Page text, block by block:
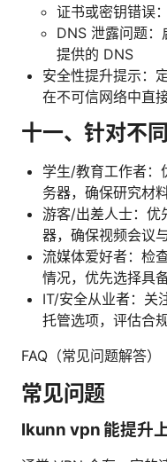
证书或密钥错误
DNS 泄露问题
提供的 DNS
安全性提升提示：
在不可信网络中直
十一、针对不
学生/教育工作者：
务器，确保研究材
游客/出差人士：优
器，确保视频会议
流媒体爱好者：检
情况，优先选择具
IT/安全从业者：关
托管选项，评估合
FAQ（常见问题解答）
常见问题
Ikunn vpn 能提升